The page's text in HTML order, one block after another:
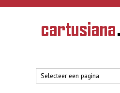
Overslaan en naar de inhoud gaan
Geschiedenis
van de